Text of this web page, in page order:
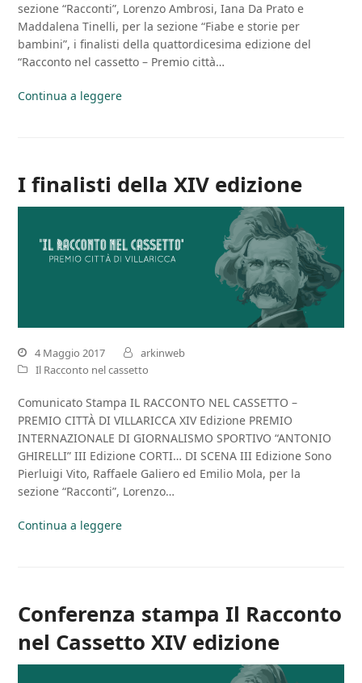
sezione “Racconti”, Lorenzo Ambrosi, Iana Da Prato e
Maddalena Tinelli, per la sezione “Fiabe e storie per
bambini”, i finalisti della quattordicesima edizione del
“Racconto nel cassetto – Premio città…
Continua a leggere
I finalisti della XIV edizione
4 Maggio 2017
arkinweb
Il Racconto nel cassetto
Comunicato Stampa IL RACCONTO NEL CASSETTO –
PREMIO CITTÀ DI VILLARICCA XIV Edizione PREMIO
INTERNAZIONALE DI GIORNALISMO SPORTIVO “ANTONIO
GHIRELLI” III Edizione CORTI… DI SCENA III Edizione Sono
Pierluigi Vito, Raffaele Galiero ed Emilio Mola, per la
sezione “Racconti”, Lorenzo…
Continua a leggere
Conferenza stampa Il Racconto
nel Cassetto XIV edizione